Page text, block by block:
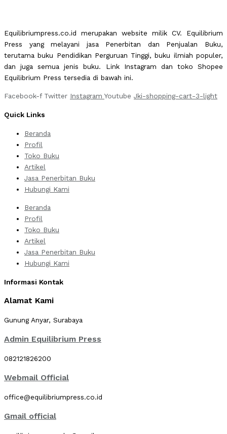
Equilibriumpress.co.id merupakan website milik CV. Equilibrium
Press yang melayani jasa Penerbitan dan Penjualan Buku,
terutama buku Pendidikan Perguruan Tinggi, buku ilmiah populer,
dan juga semua jenis buku. Link Instagram dan toko Shopee
Equilibrium Press tersedia di bawah ini.
Facebook-f Twitter Instagram Youtube Jki-shopping-cart-3-light
Quick Links
Beranda
Profil
Toko Buku
Artikel
Jasa Penerbitan Buku
Hubungi Kami
Beranda
Profil
Toko Buku
Artikel
Jasa Penerbitan Buku
Hubungi Kami
Informasi Kontak
Alamat Kami
Gunung Anyar, Surabaya
Admin Equilibrium Press
082121826200
Webmail Official
office@equilibriumpress.co.id
Gmail official